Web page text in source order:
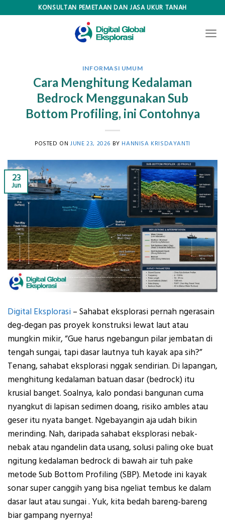
KONSULTAN PEMETAAN DAN JASA UKUR TANAH
INFORMASI UMUM
Cara Menghitung Kedalaman
Bedrock Menggunakan Sub
Bottom Profiling, ini Contohnya
POSTED ONJUNE 23, 2026 BY HANNISA KRISDAYANTI
23
Jun
Digital Eksplorasi – Sahabat eksplorasi pernah ngerasain
deg-degan pas proyek konstruksi lewat laut atau
mungkin mikir, “Gue harus ngebangun pilar jembatan di
tengah sungai, tapi dasar lautnya tuh kayak apa sih?”
Tenang, sahabat eksplorasi nggak sendirian. Di lapangan,
menghitung kedalaman batuan dasar (bedrock) itu
krusial banget. Soalnya, kalo pondasi bangunan cuma
nyangkut di lapisan sedimen doang, risiko ambles atau
geser itu nyata banget. Ngebayangin aja udah bikin
merinding. Nah, daripada sahabat eksplorasi nebak-
nebak atau ngandelin data usang, solusi paling oke buat
ngitung kedalaman bedrock di bawah air tuh pake
metode Sub Bottom Profiling (SBP). Metode ini kayak
sonar super canggih yang bisa ngeliat tembus ke dalam
dasar laut atau sungai. Yuk, kita bedah bareng-bareng
biar gampang nyernya!